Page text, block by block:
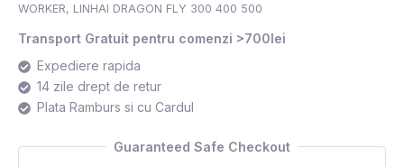
WORKER, LINHAI DRAGON FLY 300 400 500
Transport Gratuit pentru comenzi >700lei
Expediere rapida
14 zile drept de retur
Plata Ramburs si cu Cardul
Guaranteed Safe Checkout